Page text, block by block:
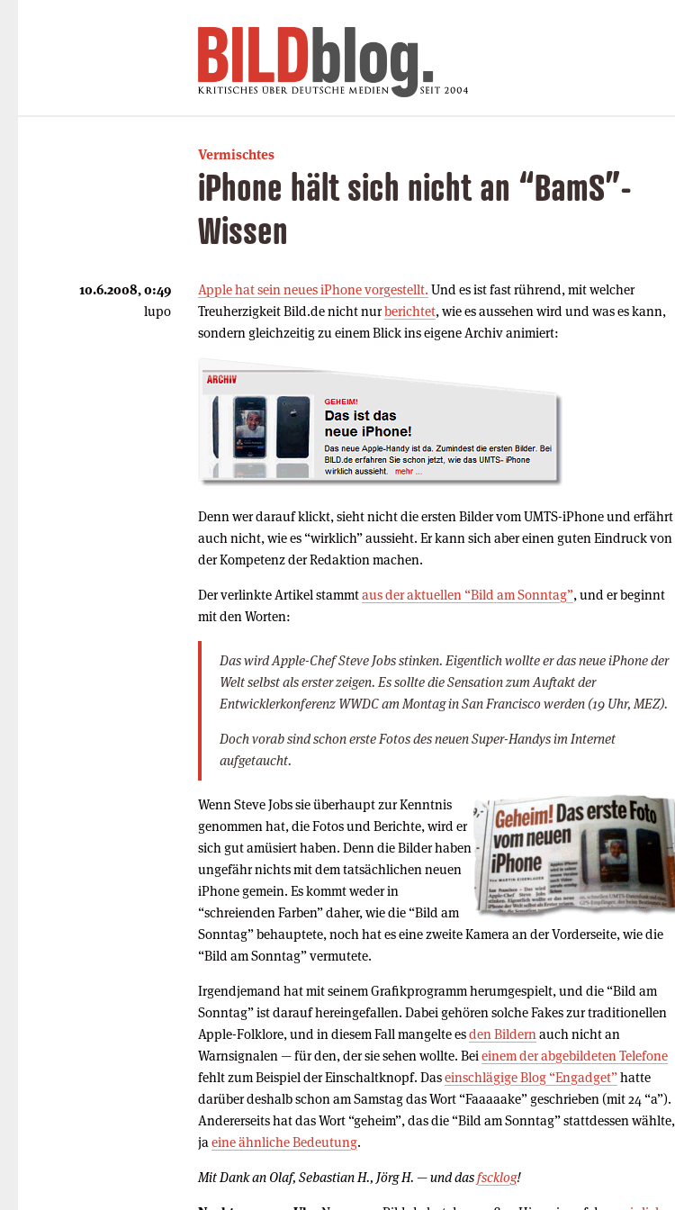
Vermischtes
iPhone hält sich nicht an “BamS”-
Wissen
Apple hat sein neues iPhone vorgestellt. Und es ist fast rührend, mit welcher
Treuherzigkeit Bild.de nicht nurberichtet, wie es aussehen wird und was es kann,
sondern gleichzeitig zu einem Blick ins eigene Archiv animiert:
Denn wer darauf klickt, sieht nicht die ersten Bilder vom UMTS-iPhone und erfährt
auch nicht, wie es “wirklich” aussieht. Er kann sich aber einen guten Eindruck von
der Kompetenz der Redaktion machen.
Der verlinkte Artikel stammtaus der aktuellen “Bild am Sonntag”, und er beginnt
mit den Worten:
Das wird Apple-Chef Steve Jobs stinken. Eigentlich wollte er das neue iPhone der
Welt selbst als erster zeigen. Es sollte die Sensation zum Auftakt der
Entwicklerkonferenz WWDC am Montag in San Francisco werden (19 Uhr, MEZ).
Doch vorab sind schon erste Fotos des neuen Super-Handys im Internet
aufgetaucht.
Wenn Steve Jobs sie überhaupt zur Kenntnis
genommen hat, die Fotos und Berichte, wird er
sich gut amüsiert haben. Denn die Bilder haben
ungefähr nichts mit dem tatsächlichen neuen
iPhone gemein. Es kommt weder in
“schreienden Farben” daher, wie die “Bild am
Sonntag” behauptete, noch hat es eine zweite Kamera an der Vorderseite, wie die
“Bild am Sonntag” vermutete.
Irgendjemand hat mit seinem Grafikprogramm herumgespielt, und die “Bild am
Sonntag” ist darauf hereingefallen. Dabei gehören solche Fakes zur traditionellen
Apple-Folklore, und in diesem Fall mangelte esden Bildern auch nicht an
Warnsignalen — für den, der sie sehen wollte. Bei einem der abgebildeten Telefone
fehlt zum Beispiel der Einschaltknopf. Daseinschlägige Blog “Engadget”hatte
darüber deshalb schon am Samstag das Wort “Faaaaake” geschrieben (mit 24 “a”).
Andererseits hat das Wort “geheim”, das die “Bild am Sonntag” stattdessen wählte,
ja eine ähnliche Bedeutung.
Mit Dank an Olaf, Sebastian H., Jörg H. — und dasfscklog!
10.6.2008, 0:49
lupo